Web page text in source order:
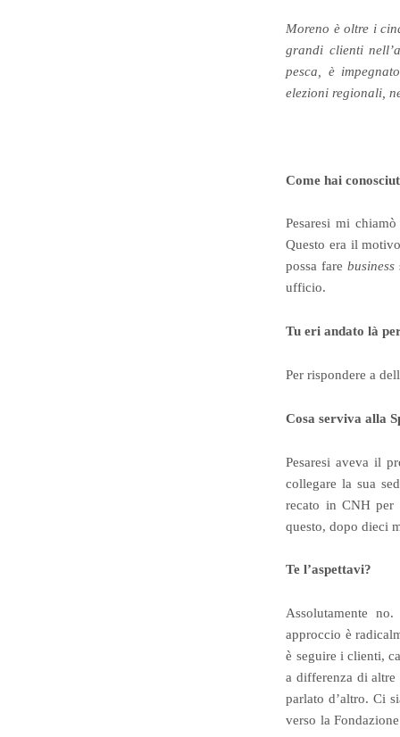
Moreno è oltre i
grandi clienti
pesca, è
elezioni regionali,
Come hai
Pesaresi mi
Questo era il
possa farebusiness
ufficio.
Tu eri andato là
Per rispondere a
Cosa serviva alla
Pesaresi aveva il
collegare la sua
recato in CNH
questo, dopo dieci
Te l’aspettavi?
Assolutamente
approccio è
è seguire i clienti,
a differenza di
parlato d’altro. Ci
verso la